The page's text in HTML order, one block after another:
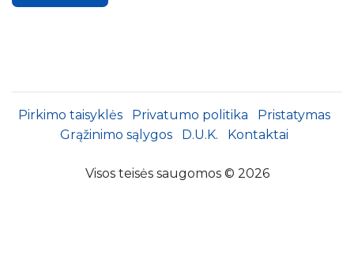
Pirkimo taisyklės Privatumo politika
Pristatymas
Grąžinimo sąlygos
D.U.K. Kontaktai
Visos teisės saugomos © 2026